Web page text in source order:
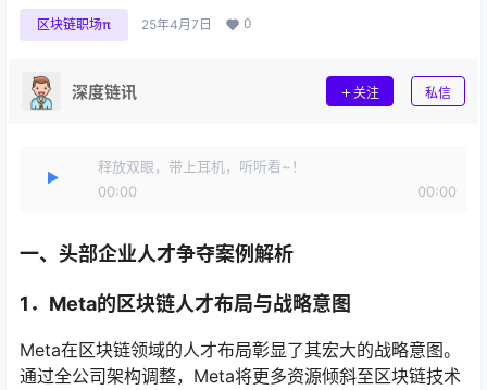
区块链职场π 25年4月7日 0
深度链讯 关注 私信
释放双眼，带上耳机，听听看~！
00:00
00:00
一、 头部企业人才争夺案例解析
1． Meta的区块链人才布局与战略意图
Meta在区块链领域的人才布局彰显了其宏大的战略意图。
通过全公司架构调整，Meta将更多资源倾斜至区块链技术